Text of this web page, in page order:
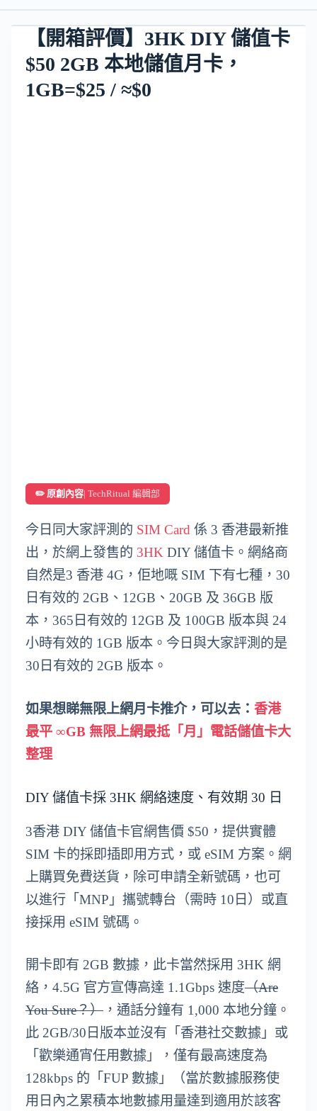
【開箱評價】3HK DIY 儲值卡
$50 2GB 本地儲值月卡，
1GB=$25 / ≈$0
✏️ 原創內容| TechRitual 編輯部
今日同大家評測的 SIM Card 係 3 香港最新推
出，於網上發售的 3HK DIY 儲值卡。網絡商
自然是3 香港 4G，佢地嘅 SIM 下有七種，30
日有效的 2GB、12GB、20GB 及 36GB 版
本，365日有效的 12GB 及 100GB 版本與 24
小時有效的 1GB 版本。今日與大家評測的是
30日有效的 2GB 版本。
如果想睇無限上網月卡推介，可以去： 香港
最平 ∞GB 無限上網最抵「月」電話儲值卡大
整理
DIY 儲值卡採 3HK 網絡速度、有效期 30 日
3香港 DIY 儲值卡官網售價 $50，提供實體
SIM 卡的採即插即用方式，或 eSIM 方案。網
上購買免費送貨，除可申請全新號碼，也可
以進行「MNP」攜號轉台（需時 10日）或直
接採用 eSIM 號碼。
開卡即有 2GB 數據，此卡當然採用 3HK 網
絡，4.5G 官方宣傳高達 1.1Gbps 速度（Are
You Sure？） ，通話分鐘有 1,000 本地分鐘。
此 2GB/30日版本並沒有「香港社交數據」或
「歡樂通宵任用數據」，僅有最高速度為
128kbps 的「FUP 數據」（當於數據服務使
用日內之累積本地數據用量達到適用於該客